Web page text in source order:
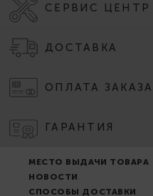
СЕРВИС ЦЕНТР
ДОСТАВКА
ОПЛАТА ЗАКАЗА
ГАРАНТИЯ
МЕСТО ВЫДАЧИ ТОВАРА
НОВОСТИ
СПОСОБЫ ДОСТАВКИ